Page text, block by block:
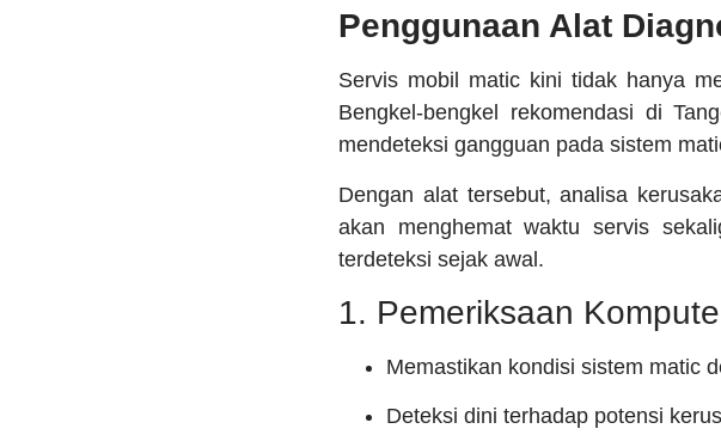
Penggunaan Alat
Servis mobil matic kini tidak hanya
Bengkel-bengkel rekomendasi di
mendeteksi gangguan pada sistem
Dengan alat tersebut, analisa
akan menghemat waktu servis
terdeteksi sejak awal.
1. Pemeriksaan
Memastikan kondisi sistem matic
Deteksi dini terhadap potensi